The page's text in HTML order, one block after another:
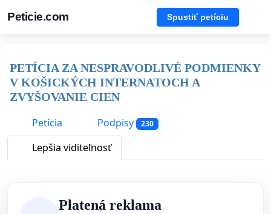
Peticie.com Spustiť petíciu
PETÍCIA ZA NESPRAVODLIVÉ PODMIENKY
V KOŠICKÝCH INTERNATOCH A
ZVYŠOVANIE CIEN
Petícia
Podpisy 230
Lepšia viditeľnosť
Platená reklama